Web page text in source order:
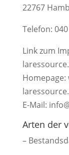
22767
Telefon:
Link zum
E-Mail:
Arten der
–